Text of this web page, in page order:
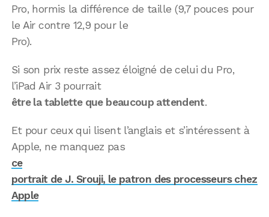
Pro, hormis la différence de taille (9,7 pouces pour
le Air contre 12,9 pour le
Pro).
Si son prix reste assez éloigné de celui du Pro,
l’iPad Air 3 pourrait
être la tablette que beaucoup attendent.
Et pour ceux qui lisent l’anglais et s’intéressent à
Apple, ne manquez pas
ce
portrait de J. Srouji, le patron des processeurs chez
Apple